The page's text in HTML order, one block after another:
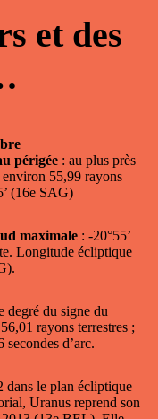
et des
périgée : au plus près
55,99 rayons
(16e SAG)
maximale: -20°55’
Longitude écliptique
degré du signe du
rayons terrestres ;
d’arc.
dans le plan écliptique
Uranus reprend son